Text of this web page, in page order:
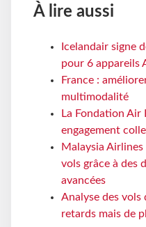
À lire aussi
Icelandair signe
pour 6 appareils
France :
multimodalité
La Fondation Air
engagement
Malaysia
vols grâce à des
avancées
Analyse des vols
retards mais de